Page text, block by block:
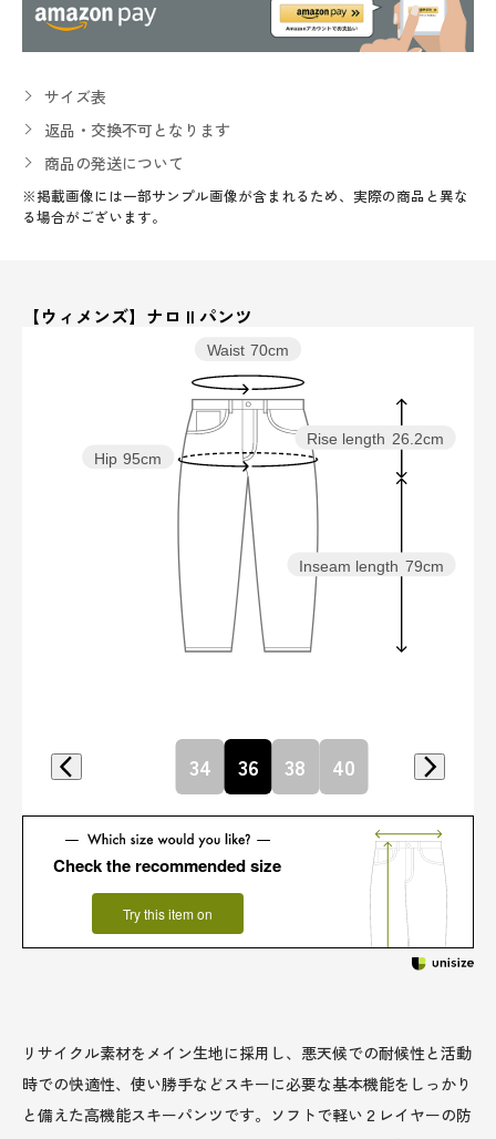
サイズ表
返品・交換不可となります
商品の発送について
※掲載画像には一部サンプル画像が含まれるため、実際の商品と異な
る場合がございます。
【ウィメンズ】ナロ II パンツ
Inseam length 79cm
Rise length 26.2cm
Hip 95cm
Waist 70cm
34 36 38 40
Check the recommended size
Try this item on
リサイクル素材をメイン生地に採用し、悪天候での耐候性と活動
時での快適性、使い勝手などスキーに必要な基本機能をしっかり
と備えた高機能スキーパンツです。ソフトで軽い２レイヤーの防